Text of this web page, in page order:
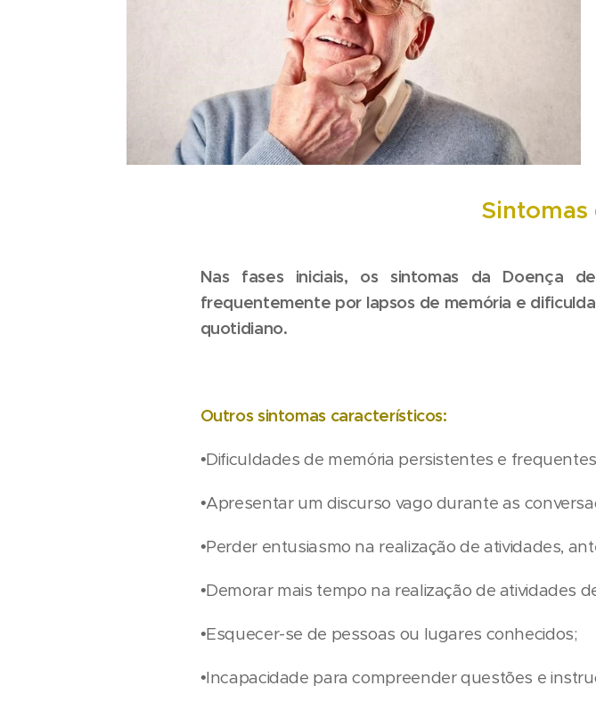
Sintomas
Nas fases iniciais, os sintomas da Doença
frequentemente por lapsos de memória e
quotidiano.
Outros sintomas característicos:
•Dificuldades de memória persistentes e
•Apresentar um discurso vago durante as
•Perder entusiasmo na realização de atividades,
•Demorar mais tempo na realização de atividades
•Esquecer-se de pessoas ou lugares conhecidos;
•Incapacidade para compreender questões e